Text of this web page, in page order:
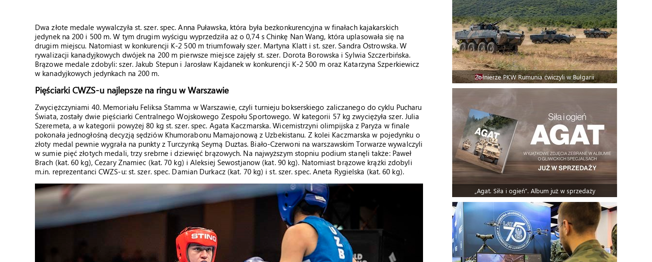
Dwa złote medale wywalczyła st. szer. spec. Anna Puławska, która była bezkonkurencyjna w finałach kajakarskich
jedynek na 200 i 500 m. W tym drugim wyścigu wyprzedziła aż o 0,74 s Chinkę Nan Wang, która uplasowała się na
drugim miejscu. Natomiast w konkurencji K-2 500 m triumfowały szer. Martyna Klatt i st. szer. Sandra Ostrowska. W
rywalizacji kanadyjkowych dwójek na 200 m pierwsze miejsce zajęły st. szer. Dorota Borowska i Sylwia Szczerbińska.
Brązowe medale zdobyli: szer. Jakub Stepun i Jarosław Kajdanek w konkurencji K-2 500 m oraz Katarzyna Szperkiewicz
w kanadyjkowych jedynkach na 200 m.
Pięściarki CWZS-u najlepsze na ringu w Warszawie
Zwyciężczyniami 40. Memoriału Feliksa Stamma w Warszawie, czyli turnieju bokserskiego zaliczanego do cyklu Pucharu
Świata, zostały dwie pięściarki Centralnego Wojskowego Zespołu Sportowego. W kategorii 57 kg zwyciężyła szer. Julia
Szeremeta, a w kategorii powyżej 80 kg st. szer. spec. Agata Kaczmarska. Wicemistrzyni olimpijska z Paryża w finale
pokonała jednogłośną decyzją sędziów Khumorabonu Mamajonową z Uzbekistanu. Z kolei Kaczmarska w pojedynku o
złoty medal pewnie wygrała na punkty z Turczynką Seymą Duztas. Biało-Czerwoni na warszawskim Torwarze wywalczyli
w sumie pięć złotych medali, trzy srebrne i dziewięć brązowych. Na najwyższym stopniu podium stanęli także: Paweł
Brach (kat. 60 kg), Cezary Znamiec (kat. 70 kg) i Aleksiej Sewostjanow (kat. 90 kg). Natomiast brązowe krążki zdobyli
m.in. reprezentanci CWZS-u: st. szer. spec. Damian Durkacz (kat. 70 kg) i st. szer. spec. Aneta Rygielska (kat. 60 kg).
Żołnierze PKW Rumunia ćwiczyli w Bułgarii
„Agat. Siła i ogień”. Album już w sprzedaży